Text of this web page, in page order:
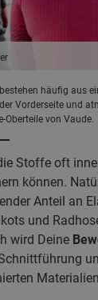
häufig aus
Vorderseite und
Oberteile von Vaude.
Stoffe oft
können.
Anteil an
und
wird Deine